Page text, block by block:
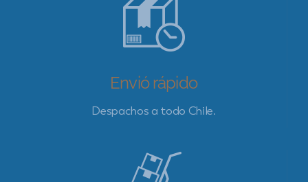
Envió rápido
Despachos a todo Chile.